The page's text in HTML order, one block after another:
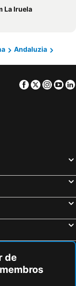
La Iruela
Andaluzia
Facebook
Twitter
de